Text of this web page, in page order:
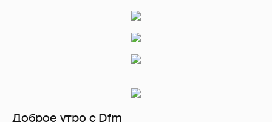
Доброе утро с Dfm